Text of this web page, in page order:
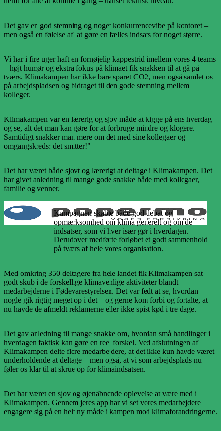
Det gav en god stemning og noget konkurrencevibe på kontoret –
men også en følelse af, at gøre en fælles indsats for noget større.
Vi har i fire uger haft en fornøjelig kappestrid imellem vores 4 teams
– højt humør og ekstra fokus på klimaet fik snakken til at gå på
tværs. Klimakampen har ikke bare sparet CO2, men også samlet os
på arbejdspladsen og bidraget til den gode stemning mellem
kolleger.
Klimakampen var en lærerig og sjov måde at kigge på ens hverdag
og se, alt det man kan gøre for at forbruge mindre og klogere.
Samtidigt snakker man mere om det med sine kollegaer og
omgangskreds: det smitter!"
Det har været både sjovt og lærerigt at deltage i Klimakampen. Det
har givet anledning til mange gode snakke både med kollegaer,
familie og venner.
Kampagnen skabte både god debat og
opmærksomhed om klima generelt og om de
indsatser, som vi hver især gør i hverdagen.
Derudover medførte forløbet et godt sammenhold
på tværs af hele vores organisation.
Med omkring 350 deltagere fra hele landet fik Klimakampen sat
godt skub i de forskellige klimavenlige aktiviteter blandt
medarbejderne i Fødevarestyrelsen. Det var fedt at se, hvordan
nogle gik rigtig meget op i det – og gerne kom forbi og fortalte, at
nu havde de afmeldt reklamerne eller ikke spist kød i tre dage.
Det gav anledning til mange snakke om, hvordan små handlinger i
hverdagen faktisk kan gøre en reel forskel. Ved afslutningen af
Klimakampen delte flere medarbejdere, at det ikke kun havde været
underholdende at deltage – men også, at vi som arbejdsplads nu
føler os klar til at skrue op for klimaindsatsen.
Det har været en sjov og øjenåbnende oplevelse at være med i
Klimakampen. Gennem jeres app har vi set vores medarbejdere
engagere sig på en helt ny måde i kampen mod klimaforandringerne.